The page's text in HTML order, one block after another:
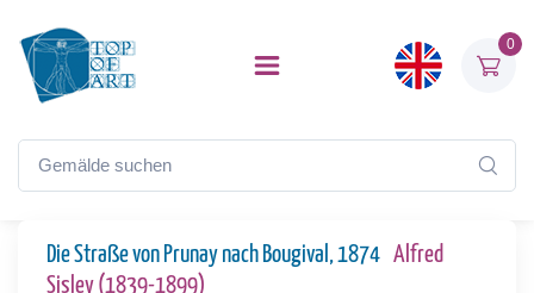
0
Die Straße von Prunay nach Bougival, 1874 Alfred
Sisley (1839-1899)